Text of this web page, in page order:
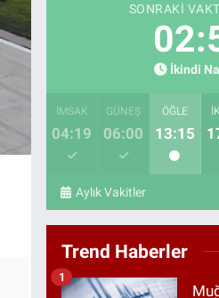
SONRAKI
İkindi
İMSAK
04:19
GÜNEŞ
06:00
ÖĞLE
13:15
Aylık Vakitler
Trend Haberler
1